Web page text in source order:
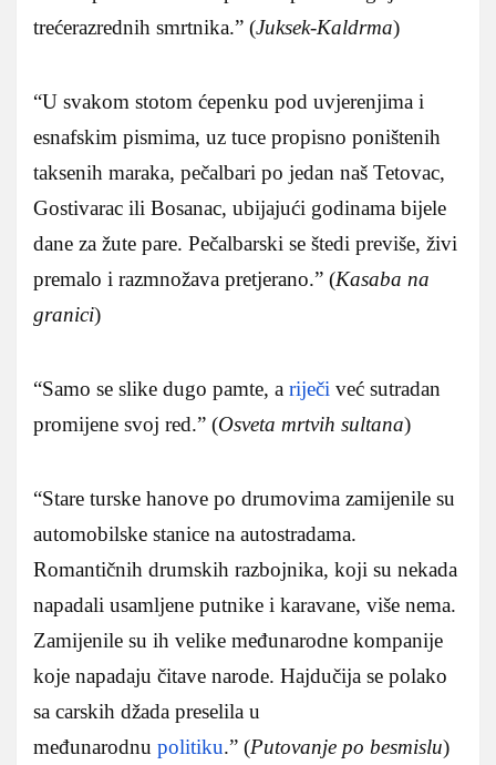
trećerazrednih smrtnika.” (Juksek-Kaldrma)
“U svakom stotom ćepenku pod uvjerenjima i
esnafskim pismima, uz tuce propisno poništenih
taksenih maraka, pečalbari po jedan naš Tetovac,
Gostivarac ili Bosanac, ubijajući godinama bijele
dane za žute pare. Pečalbarski se štedi previše, živi
premalo i razmnožava pretjerano.” (Kasaba na
granici)
“Samo se slike dugo pamte, a riječi već sutradan
promijene svoj red.” (Osveta mrtvih sultana)
“Stare turske hanove po drumovima zamijenile su
automobilske stanice na autostradama.
Romantičnih drumskih razbojnika, koji su nekada
napadali usamljene putnike i karavane, više nema.
Zamijenile su ih velike međunarodne kompanije
koje napadaju čitave narode. Hajdučija se polako
sa carskih džada preselila u
međunarodnu politiku.” (Putovanje po besmislu)